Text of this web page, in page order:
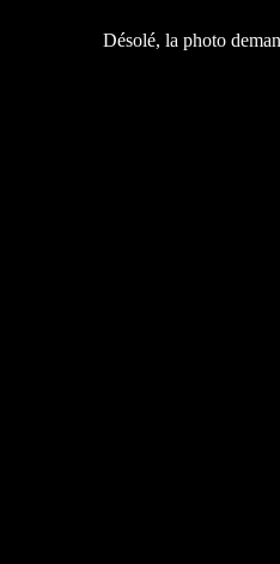
Désolé, la photo